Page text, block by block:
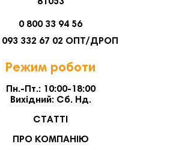
0 800 33 94 56
093 332 67 02 ОПТ/ДРОП
Режим роботи
Пн.-Пт.: 10:00-18:00
Вихідний: Сб. Нд.
СТАТТІ
ПРО КОМПАНІЮ